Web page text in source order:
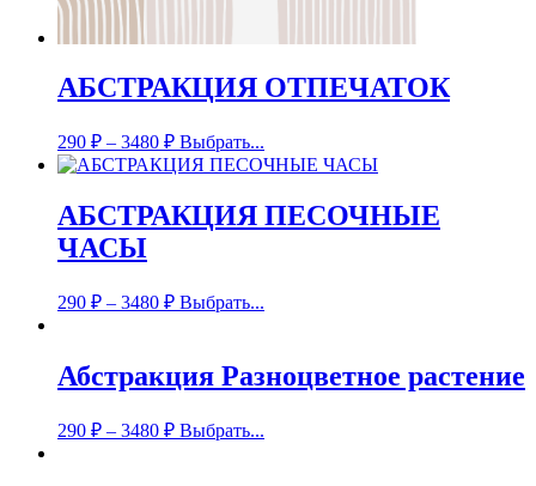
АБСТРАКЦИЯ ОТПЕЧАТОК
290 ₽ – 3480 ₽ Выбрать...
АБСТРАКЦИЯ ПЕСОЧНЫЕ
ЧАСЫ
290 ₽ – 3480 ₽ Выбрать...
Абстракция Разноцветное растение
290 ₽ – 3480 ₽ Выбрать...